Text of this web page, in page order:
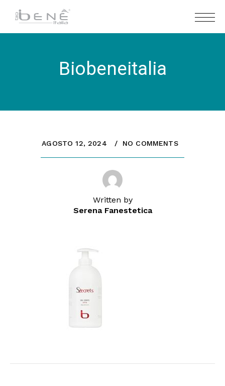
Biobeneitalia
AGOSTO 12, 2024 NO COMMENTS
Written by
Serena Fanestetica